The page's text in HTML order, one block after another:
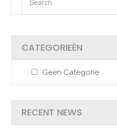
CATEGORIEËN
Geen Categorie
RECENT NEWS